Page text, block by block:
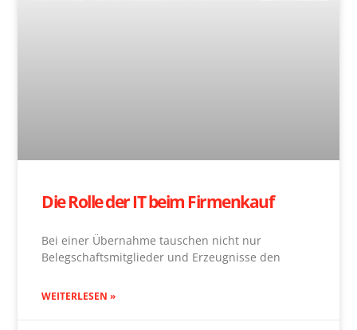
Die Rolle der IT beim Firmenkauf
Bei einer Übernahme tauschen nicht nur
Belegschaftsmitglieder und Erzeugnisse den
WEITERLESEN »